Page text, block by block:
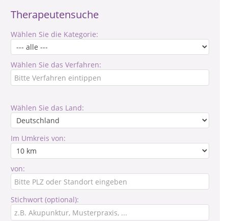
Therapeutensuche
Wählen Sie die Kategorie:
Wählen Sie das Verfahren:
Wählen Sie das Land:
Im Umkreis von:
von:
Stichwort (optional):